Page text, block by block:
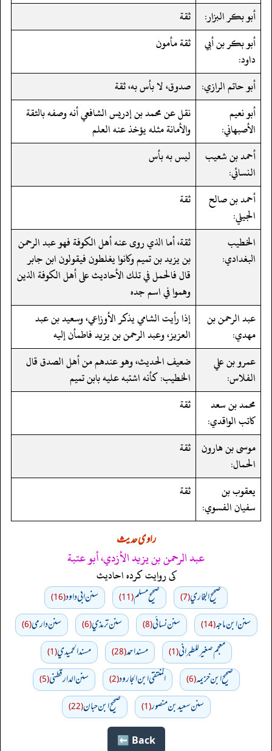
أبو بكر البزار:
ثقة
أبو بكر بن أبي
داود:
ثقة مأمون
أبو حاتم الرازي: صدوق، لا بأس به، ثقة
أبو نعيم
الأصبهاني:
نقل عن محمد بن إدريس الشافعي أنه وصفه بالثقة
والأمانة مثله يؤخذ عنه العلم
أحمد بن شعيب
النسائي:
ليس به بأس
أحمد بن صالح
الجيلي:
ثقة
الخطيب
البغدادي:
ثقة، أما الذي روى عنه أهل الكوفة فهو عبد الرحمن
بن يزيد بن تميم وكانوا يغلطون فيقولون ابن جابر
قال فالحمل في تلك الأحاديث على أهل الكوفة الذين
وهموا في اسم جده
عبد الرحمن بن
مهدي:
إذا رأيت الشامي يذكر الأوزاعي، وسعيد بن عبد
العزيز، وعبد الرحمن بن يزيد فاطمأن إليه
عمرو بن علي
الفلاس:
ضعيف الحديث، وهو عندهم من أهل الصدق قال
الخطيب: كأنه اشتبه عليه بابن تميم
محمد بن سعد
كاتب الواقدي:
ثقة
موسى بن هارون
الحمال:
ثقة
يعقوب بن
سفيان الفسوي:
ثقة
راوی حدیث
عبد الرحمن بن يزيد الأزدي، أبو عتبة
کی روایت کردہ احادیث
صحيح البخاري(7) صحيح مسلم(11) سنن ابي داود(16)
سنن ابن ماجه(14) سنن نسائي(8) سنن ترمذي(6) سنن دارمي(6)
معجم صغير للطبراني(1) مسند احمد(28) مسند الحميدي(1)
صحيح ابن خزيمه(6) المنتقى ابن الجارود(2) سنن الدارقطني(5)
سنن سعید بن منصور(1) صحیح ابن حبان(22)
Back ⬅️